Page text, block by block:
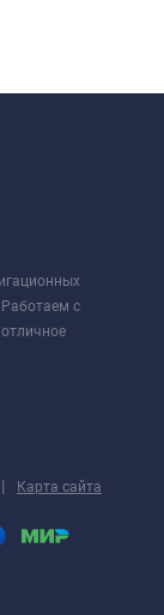
Работаем с
| Карта сайта